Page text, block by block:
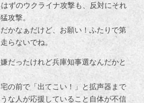
ずのウクライナ攻撃も、反対にそれ
攻撃。
かなぁだけど、お願い！ふたりで第
らないでね。
だったけれど兵庫知事選なんだかと
の前で「出てこい！」と拡声器まで
な人が応援していること自体が不信